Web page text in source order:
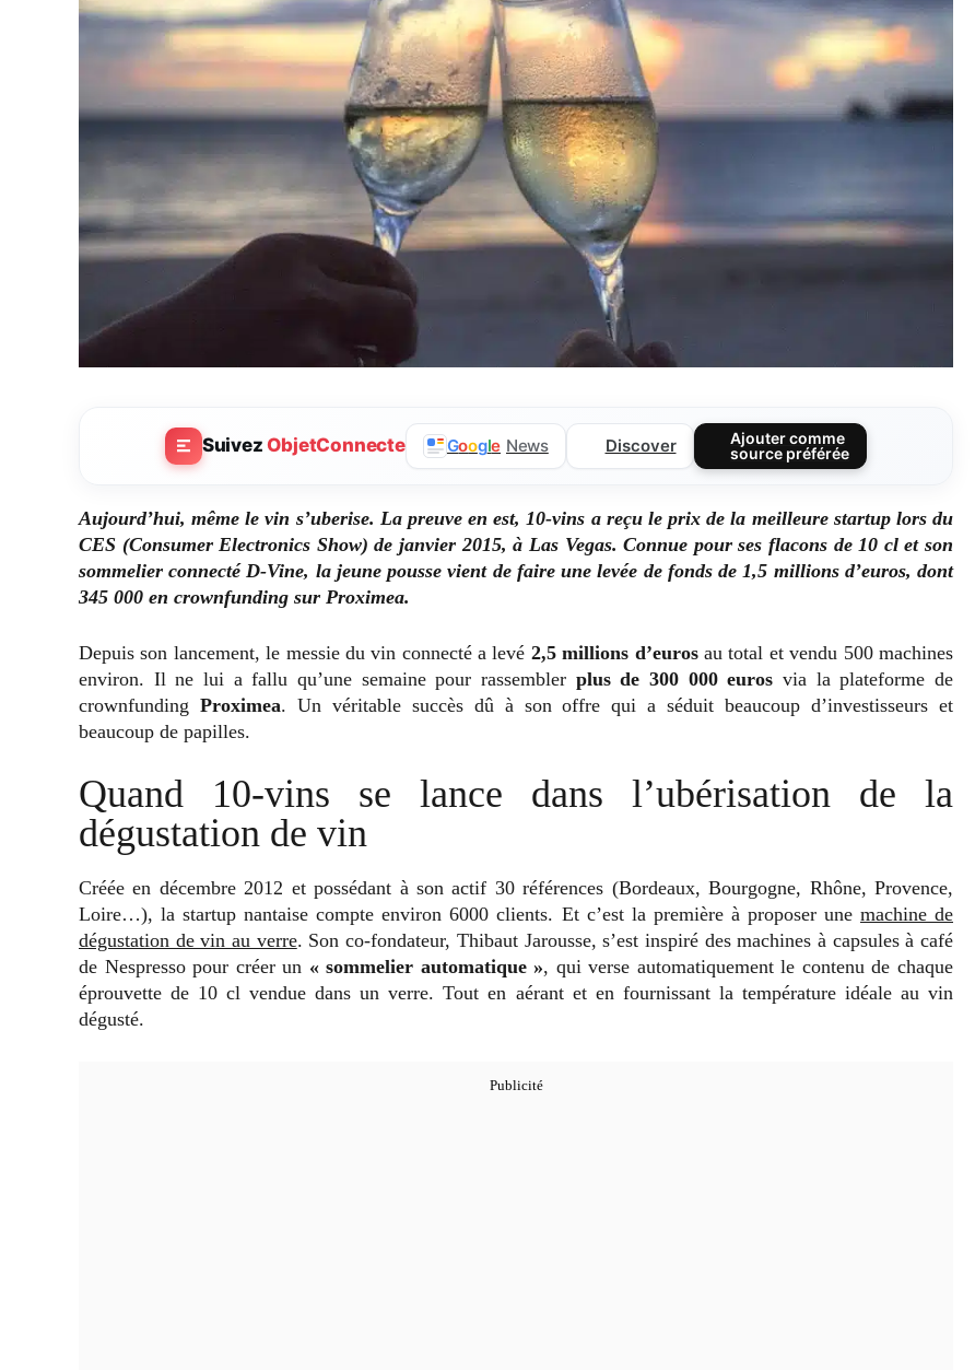
SuivezObjetConnecte Google News Discover
Ajouter comme
source préférée
Aujourd’hui, même le vin s’uberise. La preuve en est, 10-vins a reçu le prix de la meilleure startup lors du
CES (Consumer Electronics Show) de janvier 2015, à Las Vegas. Connue pour ses flacons de 10 cl et son
sommelier connecté D-Vine, la jeune pousse vient de faire une levée de fonds de 1,5 millions d’euros, dont
345 000 en crownfunding sur Proximea.
Depuis son lancement, le messie du vin connecté a levé 2,5 millions d’eurosau total et vendu 500 machines
environ. Il ne lui a fallu qu’une semaine pour rassembler plus de 300 000 euros via la plateforme de
crownfunding Proximea. Un véritable succès dû à son offre qui a séduit beaucoup d’investisseurs et
beaucoup de papilles.
Quand 10-vins se lance dans l’ubérisation de la
dégustation de vin
Créée en décembre 2012 et possédant à son actif 30 références (Bordeaux, Bourgogne, Rhône, Provence,
Loire…), la startup nantaise compte environ 6000 clients. Et c’est la première à proposer une machine de
dégustation de vin au verre. Son co-fondateur, Thibaut Jarousse, s’est inspiré des machines à capsules à café
de Nespresso pour créer un « sommelier automatique », qui verse automatiquement le contenu de chaque
éprouvette de 10 cl vendue dans un verre. Tout en aérant et en fournissant la température idéale au vin
dégusté.